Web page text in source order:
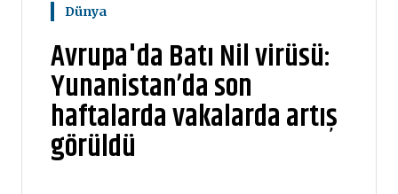
Dünya
Avrupa'da Batı Nil virüsü:
Yunanistan’da son
haftalarda vakalarda artış
görüldü